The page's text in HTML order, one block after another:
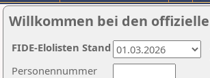
Willkommen bei den
Personennummer
FIDE-Elolisten Stand